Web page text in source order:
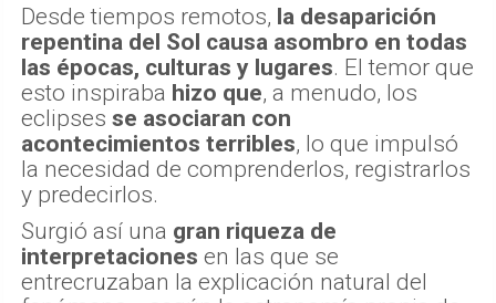
Desde tiempos remotos, la desaparición
repentina del Sol causa asombro en todas
las épocas, culturas y lugares. El temor que
esto inspiraba hizo que, a menudo, los
eclipses se asociaran con
acontecimientos terribles, lo que impulsó
la necesidad de comprenderlos, registrarlos
y predecirlos.
Surgió así una gran riqueza de
interpretaciones en las que se
entrecruzaban la explicación natural del